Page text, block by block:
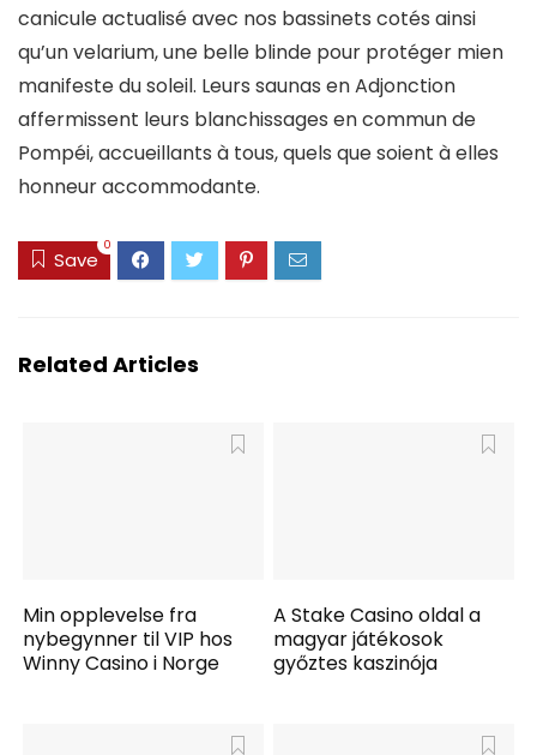
canicule actualisé avec nos bassinets cotés ainsi
qu’un velarium, une belle blinde pour protéger mien
manifeste du soleil. Leurs saunas en Adjonction
affermissent leurs blanchissages en commun de
Pompéi, accueillants à tous, quels que soient à elles
honneur accommodante.
Save
0
Related Articles
Min opplevelse fra
nybegynner til VIP hos
Winny Casino i Norge
A Stake Casino oldal a
magyar játékosok
győztes kaszinója